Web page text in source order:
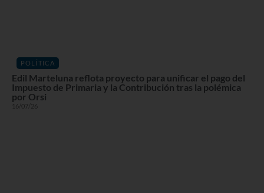
POLÍTICA
Edil Marteluna reflota proyecto para unificar el pago del
Impuesto de Primaria y la Contribución tras la polémica
por Orsi
16/07/26